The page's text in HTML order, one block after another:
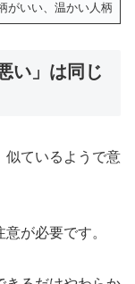
がいい、温かい人柄
い」は同じ
似ているようで意
が必要です。